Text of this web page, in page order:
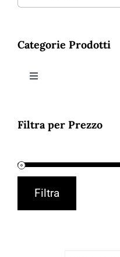
Categorie Prodotti
Toggle
SALDI
Filtra per Prezzo
Prezzo
Prezzo
Filtra